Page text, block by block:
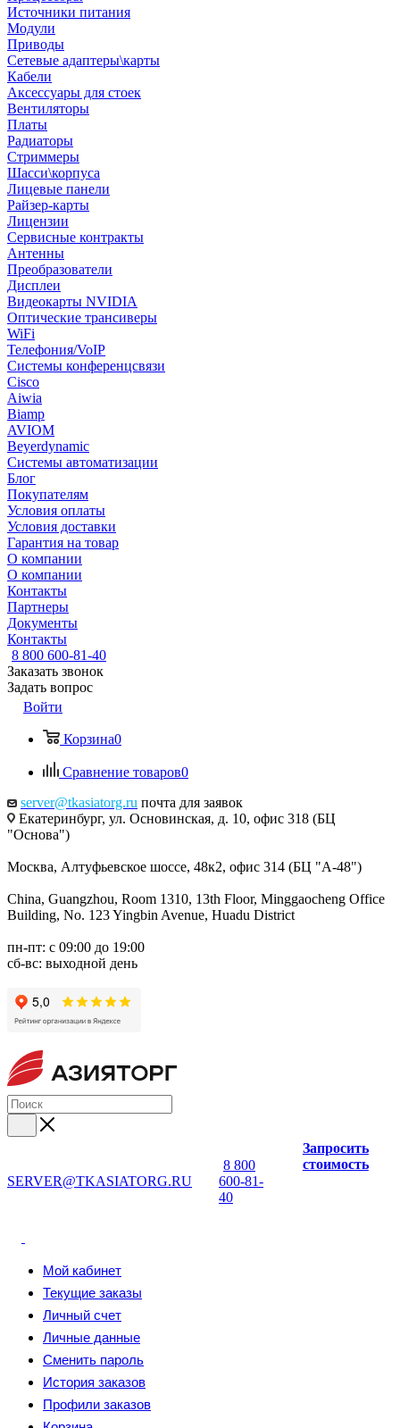
Источники питания
Модули
Приводы
Сетевые адаптеры\карты
Кабели
Аксессуары для стоек
Вентиляторы
Платы
Радиаторы
Стриммеры
Шасси\корпуса
Лицевые панели
Райзер-карты
Лицензии
Сервисные контракты
Антенны
Преобразователи
Дисплеи
Видеокарты NVIDIA
Оптические трансиверы
WiFi
Телефония/VoIP
Системы конференцсвязи
Cisco
Aiwia
Biamp
AVIOM
Beyerdynamic
Системы автоматизации
Блог
Покупателям
Условия оплаты
Условия доставки
Гарантия на товар
О компании
О компании
Контакты
Партнеры
Документы
Контакты
8 800 600-81-40
Заказать звонок
Задать вопрос
Войти
Корзина0
Сравнение товаров0
server@tkasiatorg.ru почта для заявок
Екатеринбург, ул. Основинская, д. 10, офис 318 (БЦ
"Основа")
Москва, Алтуфьевское шоссе, 48к2, офис 314 (БЦ "А-48")
China, Guangzhou, Room 1310, 13th Floor, Minggaocheng Office
Building, No. 123 Yingbin Avenue, Huadu District
пн-пт: с 09:00 до 19:00
сб-вс: выходной день
SERVER@TKASIATORG.RU
8 800
600-81-
40
Запросить
стоимость
Мой кабинет
Текущие заказы
Личный счет
Личные данные
Сменить пароль
История заказов
Профили заказов